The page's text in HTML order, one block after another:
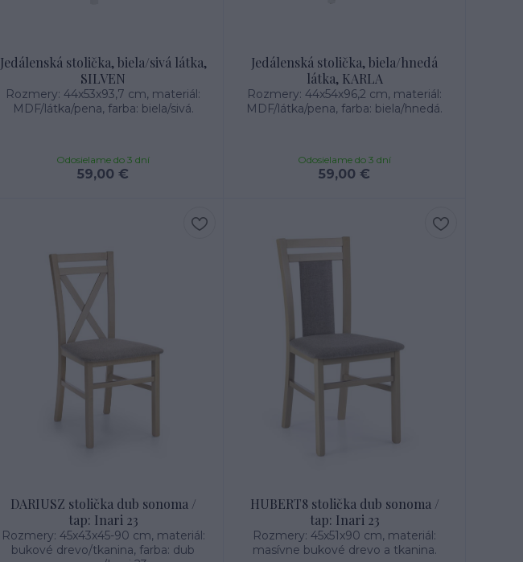
Jedálenská stolička, biela/sivá látka,
SILVEN
Rozmery: 44x53x93,7 cm, materiál:
MDF/látka/pena, farba: biela/sivá.
59,00 €
Odosielame do 3 dní
Jedálenská stolička, biela/hnedá
látka, KARLA
Rozmery: 44x54x96,2 cm, materiál:
MDF/látka/pena, farba: biela/hnedá.
59,00 €
Odosielame do 3 dní
DARIUSZ stolička dub sonoma /
tap: Inari 23
Rozmery: 45x43x45-90 cm, materiál:
bukové drevo/tkanina, farba: dub
HUBERT8 stolička dub sonoma /
tap: Inari 23
Rozmery: 45x51x90 cm, materiál:
masívne bukové drevo a tkanina.